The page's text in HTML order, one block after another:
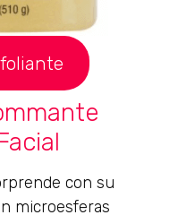
con su
microesferas